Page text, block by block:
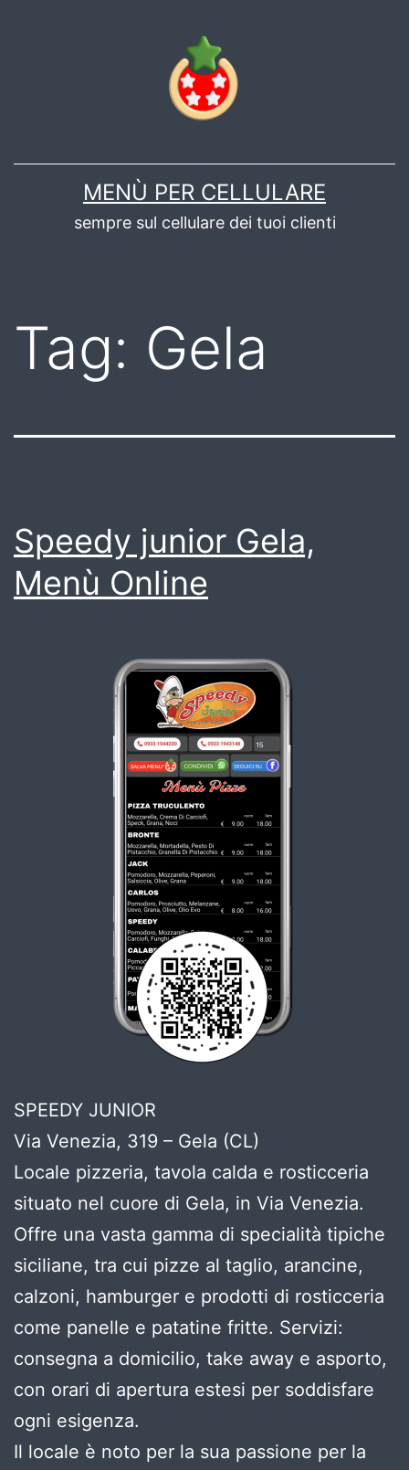
MENÙ PER CELLULARE
sempre sul cellulare dei tuoi clienti
Tag: Gela
Speedy junior Gela,
Menù Online
SPEEDY JUNIOR
Via Venezia, 319 – Gela (CL)
Locale pizzeria, tavola calda e rosticceria
situato nel cuore di Gela, in Via Venezia.
Offre una vasta gamma di specialità tipiche
siciliane, tra cui pizze al taglio, arancine,
calzoni, hamburger e prodotti di rosticceria
come panelle e patatine fritte. Servizi:
consegna a domicilio, take away e asporto,
con orari di apertura estesi per soddisfare
ogni esigenza.
Il locale è noto per la sua passione per la